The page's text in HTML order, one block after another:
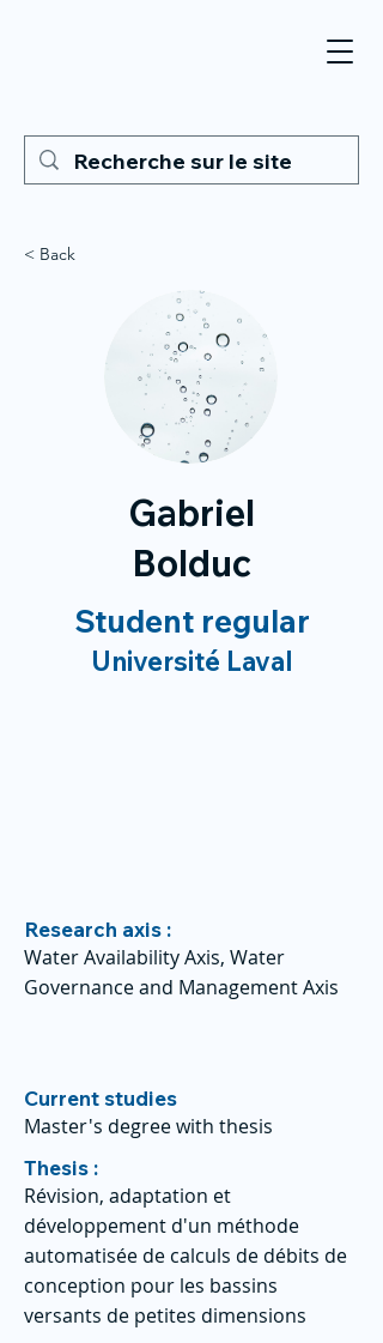
< Back
Gabriel
Bolduc
Student regular
Université Laval
Research axis :
Water Availability Axis, Water
Governance and Management Axis
Current studies
Master's degree with thesis
Thesis :
Révision, adaptation et
développement d'un méthode
automatisée de calculs de débits de
conception pour les bassins
versants de petites dimensions